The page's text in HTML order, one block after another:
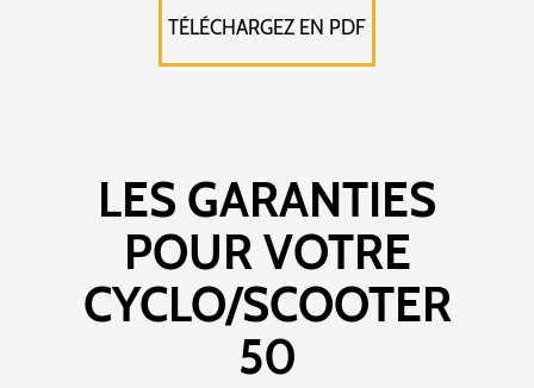
TÉLÉCHARGEZ EN PDF
LES GARANTIES
POUR VOTRE
CYCLO/SCOOTER
50